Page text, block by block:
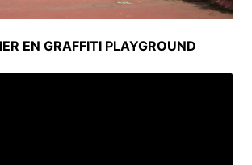
EN GRAFFITI PLAYGROUND